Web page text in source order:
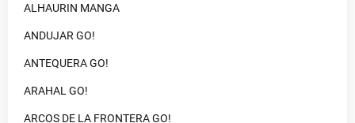
ALHAURIN MANGA
ANDUJAR GO!
ANTEQUERA GO!
ARAHAL GO!
ARCOS DE LA FRONTERA GO!